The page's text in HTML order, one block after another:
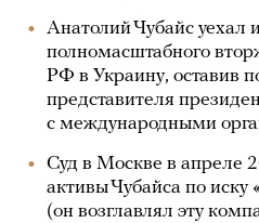
Анатолий Чубайс уехал
полномасштабного
РФ в Украину, оставив
представителя
с международными
Суд в Москве в апреле
активы Чубайса по иску
(он возглавлял эту